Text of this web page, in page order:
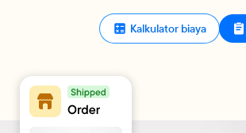
Kalkulator biaya